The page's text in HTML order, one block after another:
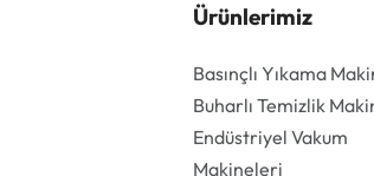
Ürünlerimiz
Basınçlı Yıkama
Buharlı Temizlik
Endüstriyel Vakum
Makineleri